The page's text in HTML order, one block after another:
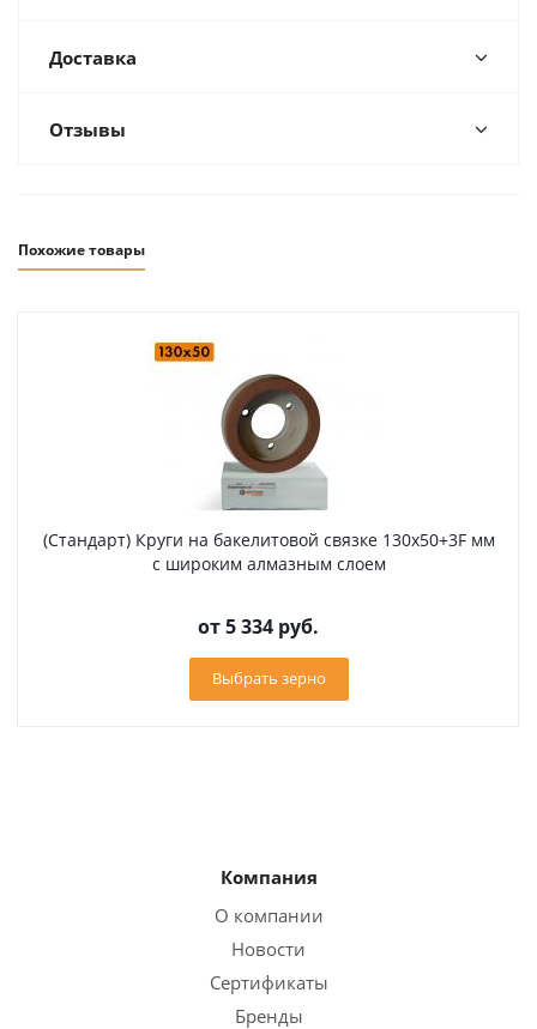
Доставка
Отзывы
Похожие товары
(Стандарт) Круги на бакелитовой связке 130х50+3F мм
с широким алмазным слоем
от5 334 руб.
Выбрать зерно
Компания
О компании
Новости
Сертификаты
Бренды